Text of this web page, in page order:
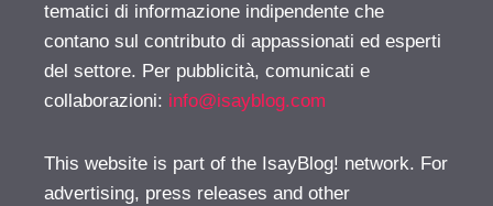
tematici di informazione indipendente che
contano sul contributo di appassionati ed esperti
del settore. Per pubblicità, comunicati e
collaborazioni: info@isayblog.com
This website is part of the IsayBlog! network. For
advertising, press releases and other